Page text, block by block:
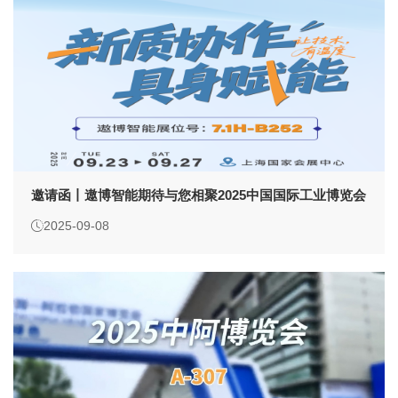
邀请函丨遨博智能期待与您相聚2025中国国际工业博览会
2025-09-08